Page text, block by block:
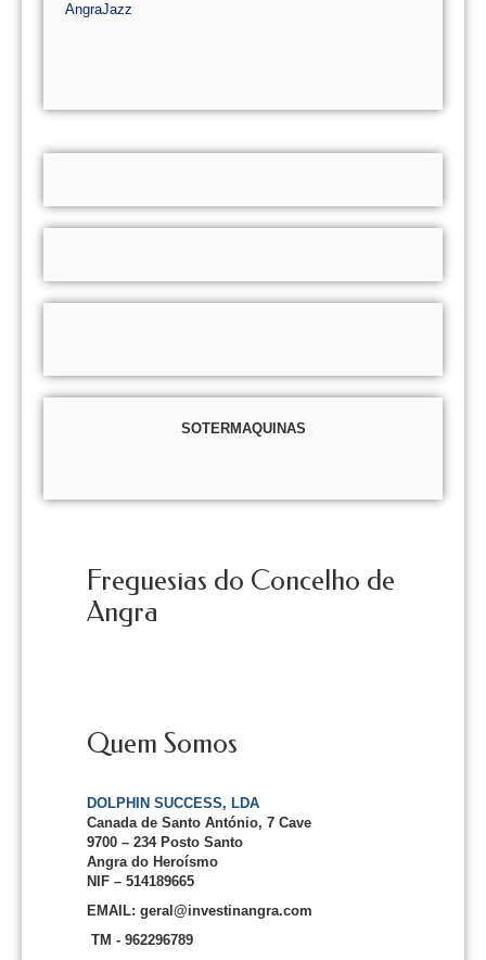
AngraJazz
SOTERMAQUINAS
Freguesias do Concelho de
Angra
Quem Somos
DOLPHIN SUCCESS, LDA
Canada de Santo António, 7 Cave
9700 – 234 Posto Santo
Angra do Heroísmo
NIF – 514189665
EMAIL: geral@investinangra.com
TM - 962296789